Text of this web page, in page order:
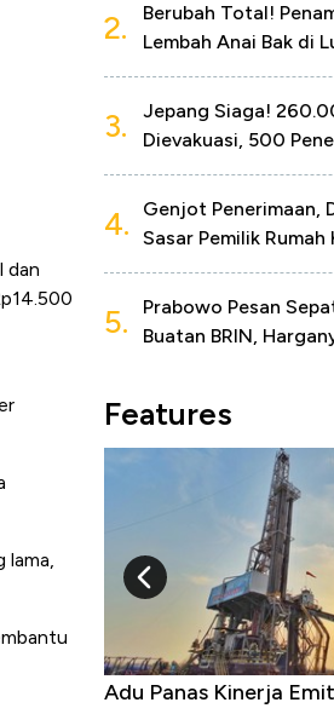
dan
lama,
2.
Berubah Total!
Lembah Anai Bak di
3.
Jepang Siaga!
Dievakuasi, 500
4.
Genjot Penerimaan,
Sasar Pemilik
5.
Prabowo Pesan
Buatan BRIN,
Features
RI,
10 Provinsi